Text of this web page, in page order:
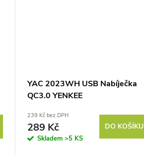
YAC 2023WH USB Nabíječka
QC3.0 YENKEE
239 Kč bez DPH
289 Kč
Skladem >5 KS
DO KOŠÍKU